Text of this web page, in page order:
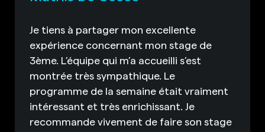
Je tiens à partager mon excellente
expérience concernant mon stage de
3ème. L’équipe qui m’a accueilli s’est
montrée très sympathique. Le
programme de la semaine était vraiment
intéressant et très enrichissant. Je
recommande vivement de faire son stage